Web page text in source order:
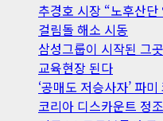
추경호 시장 “노후산
걸림돌 해소 시동
삼성그룹이 시작된 그
교육현장 된다
‘공매도 저승사자’ 파
코리아 디스카운트 정